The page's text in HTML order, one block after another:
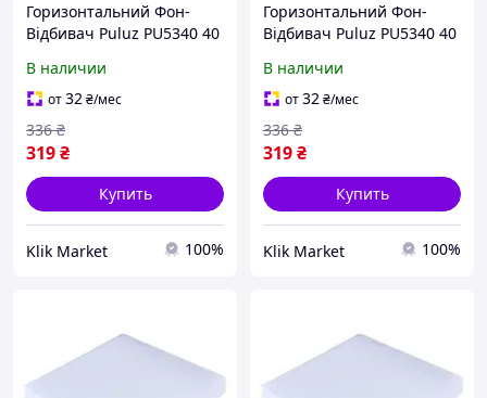
Горизонтальний Фон-
Відбивач Puluz PU5340 40
В наличии
от32₴/мес
319₴
336 ₴
Купить
Klik Market 100%
Горизонтальний Фон-
Відбивач Puluz PU5340 40
(17011931)
В наличии
от32₴/мес
319₴
336 ₴
Купить
Klik Market 100%